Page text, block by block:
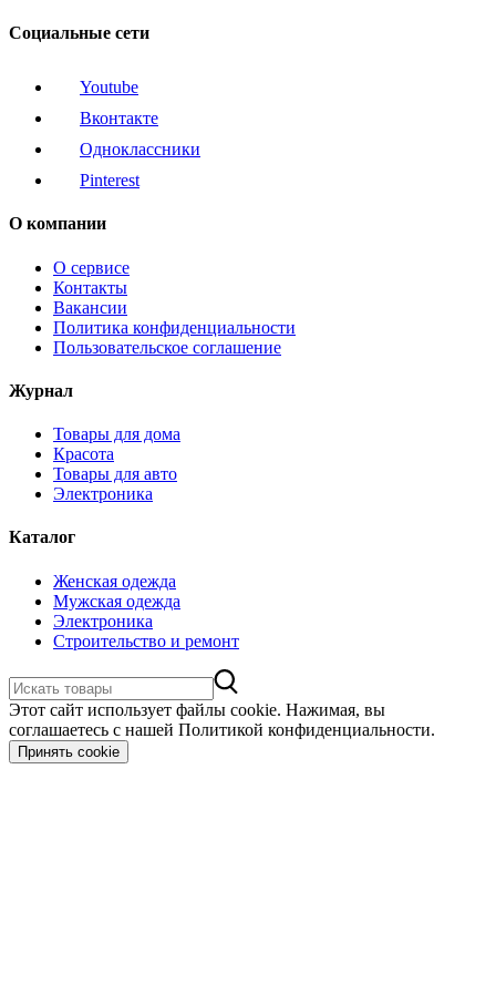
Социальные сети
Youtube
Вконтакте
Одноклассники
Pinterest
О компании
О сервисе
Контакты
Вакансии
Политика конфиденциальности
Пользовательское соглашение
Журнал
Товары для дома
Красота
Товары для авто
Электроника
Каталог
Женская одежда
Мужская одежда
Электроника
Строительство и ремонт
Этот сайт использует файлы cookie. Нажимая, вы
соглашаетесь с нашей Политикой конфиденциальности.
Принять cookie